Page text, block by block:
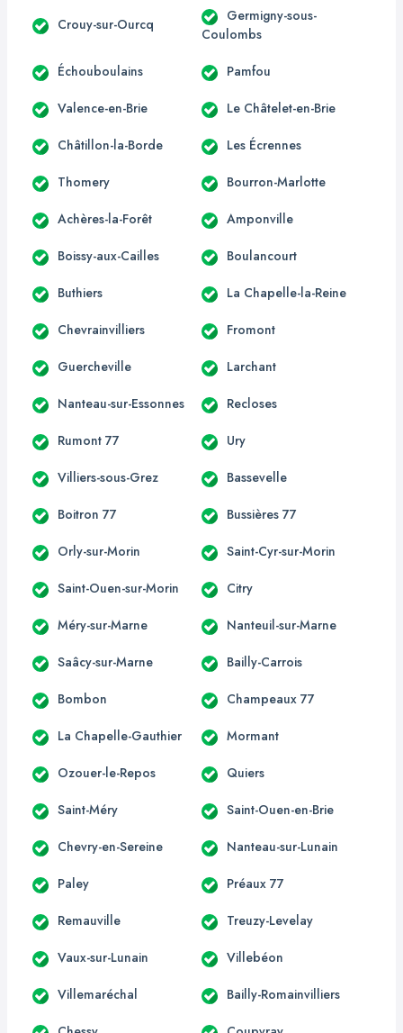
Crouy-sur-Ourcq
Germigny-sous-
Coulombs
Échouboulains Pamfou
Valence-en-Brie Le Châtelet-en-Brie
Châtillon-la-Borde Les Écrennes
Thomery Bourron-Marlotte
Achères-la-Forêt Amponville
Boissy-aux-Cailles Boulancourt
Buthiers La Chapelle-la-Reine
Chevrainvilliers Fromont
Guercheville Larchant
Nanteau-sur-Essonnes Recloses
Rumont 77 Ury
Villiers-sous-Grez Bassevelle
Boitron 77 Bussières 77
Orly-sur-Morin Saint-Cyr-sur-Morin
Saint-Ouen-sur-Morin Citry
Méry-sur-Marne Nanteuil-sur-Marne
Saâcy-sur-Marne Bailly-Carrois
Bombon Champeaux 77
La Chapelle-Gauthier Mormant
Ozouer-le-Repos Quiers
Saint-Méry Saint-Ouen-en-Brie
Chevry-en-Sereine Nanteau-sur-Lunain
Paley Préaux 77
Remauville Treuzy-Levelay
Vaux-sur-Lunain Villebéon
Villemaréchal Bailly-Romainvilliers